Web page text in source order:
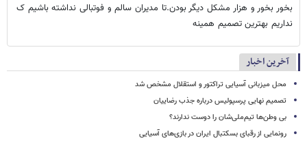
بخور بخور و هزار مشکل دیگر بودن.تا مدیران سالم و فوتبالی نداشته باشیم ک
نداریم بهترین تصمیم همینه
آخرین اخبار
محل میزبانی آسیایی تراکتور و استقلال مشخص شد
تصمیم نهایی پرسپولیس درباره جذب رضاییان
بی وطن‌ها تیم‌ملی‌شان را دوست ندارند؟
رونمایی از رقبای بسکتبال ایران در بازی‌های آسیایی